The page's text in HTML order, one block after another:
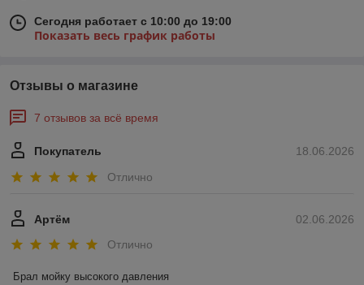
Сегодня работает с 10:00 до 19:00
Показать весь график работы
Отзывы о магазине
7 отзывов за всё время
18.06.2026
Покупатель
Отлично
02.06.2026
Артём
Отлично
Брал мойку высокого давления